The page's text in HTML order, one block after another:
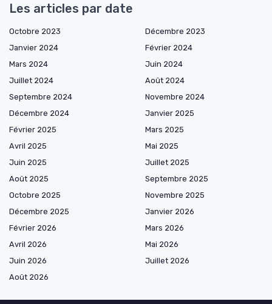
Les articles par date
Octobre 2023
Décembre 2023
Janvier 2024
Février 2024
Mars 2024
Juin 2024
Juillet 2024
Août 2024
Septembre 2024
Novembre 2024
Décembre 2024
Janvier 2025
Février 2025
Mars 2025
Avril 2025
Mai 2025
Juin 2025
Juillet 2025
Août 2025
Septembre 2025
Octobre 2025
Novembre 2025
Décembre 2025
Janvier 2026
Février 2026
Mars 2026
Avril 2026
Mai 2026
Juin 2026
Juillet 2026
Août 2026